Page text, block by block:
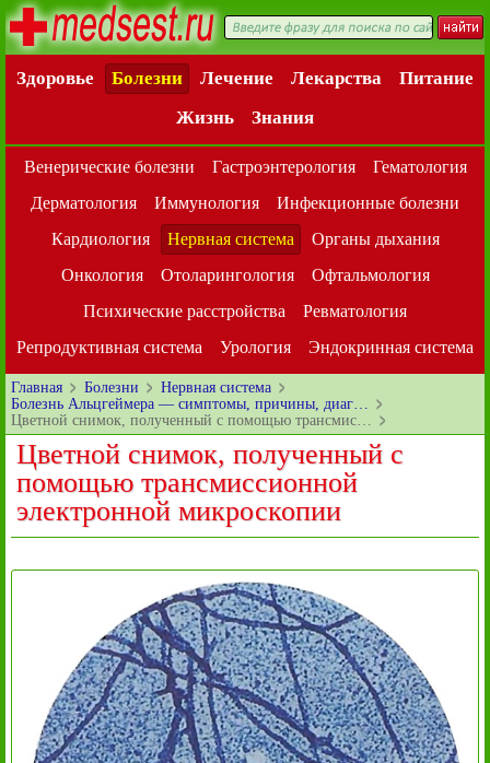
Здоровье Болезни Лечение Лекарства
Питание
Жизнь
Знания
Венерические болезни Гастроэнтерология
Гематология
Дерматология
Иммунология
Инфекционные болезни
Кардиология
Нервная система
Органы дыхания
Онкология
Отоларингология
Офтальмология
Психические расстройства
Ревматология
Репродуктивная система
Урология Эндокринная система
Главная Болезни
Нервная система
Болезнь Альцгеймера — симптомы, причины, диаг…
Цветной снимок, полученный с помощью трансмис…
Цветной снимок, полученный с
помощью трансмиссионной
электронной микроскопии